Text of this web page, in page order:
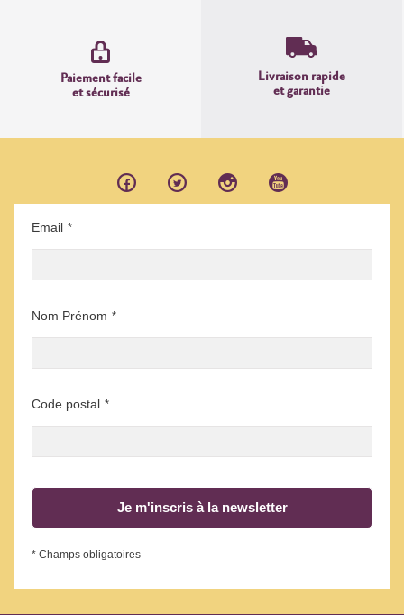
Paiement facile
et sécurisé
Livraison rapide
et garantie
Email *
Nom Prénom *
Code postal *
Je m'inscris à la newsletter
* Champs obligatoires